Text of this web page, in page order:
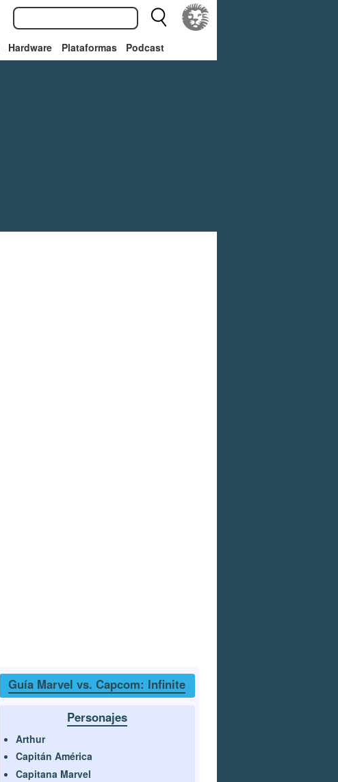
Hardware Plataformas Podcast
Guía Marvel vs. Capcom: Infinite
Personajes
Arthur
Capitán América
Capitana Marvel